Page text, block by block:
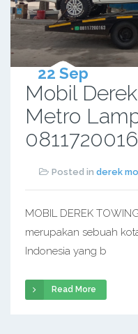
22 Sep
Mobil
Metro
Posted in derek
MOBIL DEREK
merupakan sebuah
Indonesia yang b
Read More